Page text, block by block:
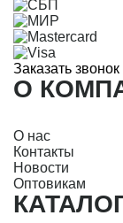
Заказать звонок
О
О нас
Контакты
Новости
Оптовикам